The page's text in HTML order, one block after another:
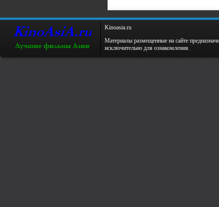
Kinoаsiа.ru
Материалы размещенные на сайте
исключительно для ознакомления.